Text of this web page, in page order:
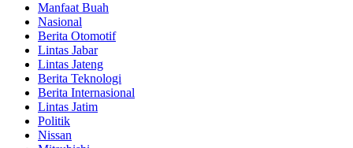
Manfaat Buah
Nasional
Berita Otomotif
Lintas Jabar
Lintas Jateng
Berita Teknologi
Berita Internasional
Lintas Jatim
Politik
Nissan